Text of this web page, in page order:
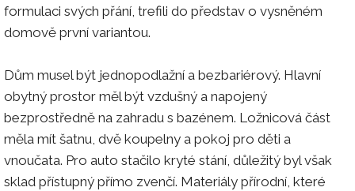
formulaci svých přání, trefili do představ o vysněném
domově první variantou.
Dům musel být jednopodlažní a bezbariérový. Hlavní
obytný prostor měl být vzdušný a napojený
bezprostředně na zahradu s bazénem. Ložnicová část
měla mít šatnu, dvě koupelny a pokoj pro děti a
vnoučata. Pro auto stačilo kryté stání, důležitý byl však
sklad přístupný přímo zvenčí. Materiály přírodní, které